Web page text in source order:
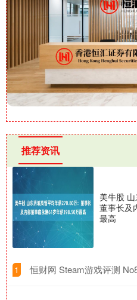
推荐资讯
美牛股
董事长及
最高
1 恒财网 Steam游戏评测